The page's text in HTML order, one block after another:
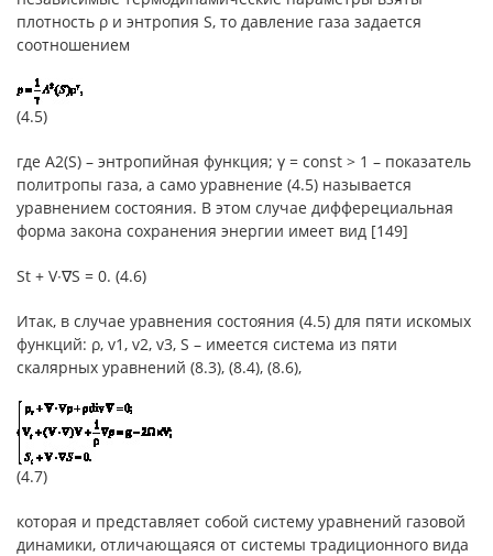
плотность ρ и энтропия S, то давление газа задается
соотношением
(4.5)
где A2(S) – энтропийная функция; γ = const > 1 – показатель
политропы газа, а само уравнение (4.5) называется
уравнением состояния. В этом случае дифферециальная
форма закона сохранения энергии имеет вид [149]
St + V∙∇S = 0. (4.6)
Итак, в случае уравнения состояния (4.5) для пяти искомых
функций: ρ, v1, v2, v3, S – имеется система из пяти
скалярных уравнений (8.3), (8.4), (8.6),
(4.7)
которая и представляет собой систему уравнений газовой
динамики, отличающаяся от системы традиционного вида